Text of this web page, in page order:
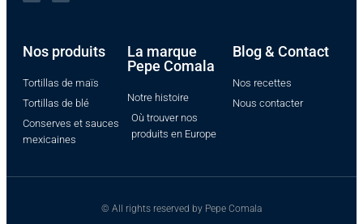
Nos produits​
Tortillas de maïs
Tortillas de blé
Conserves et sauces
mexicaines
La marque
Pepe Comala
Notre histoire
Où trouver nos
produits en Europe
Blog & Contact
Nos recettes
Nous contacter
© All rights reserved by Pepe Comala